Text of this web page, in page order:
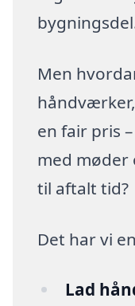
Men
en fair pris
med møder
til aftalt tid?
Det har vi
Lad